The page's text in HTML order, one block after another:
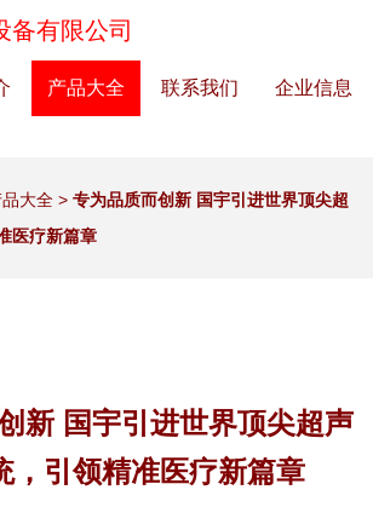
备有限公司
产品大全 联系我们 企业信息
品大全 > 专为品质而创新 国宇引进世界顶尖超
医疗新篇章
新 国宇引进世界顶尖超声
，引领精准医疗新篇章